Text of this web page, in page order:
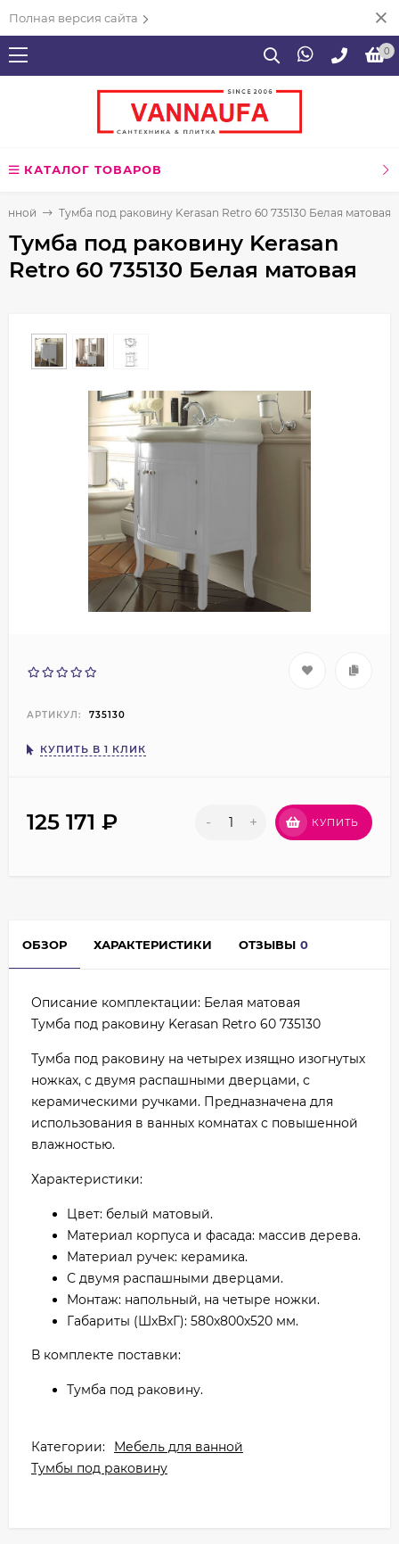
Полная версия сайта
0
КАТАЛОГ ТОВАРОВ
Тумба под раковину Kerasan Retro 60 735130 Белая матовая
Тумба под раковину Kerasan
Retro 60 735130 Белая матовая
АРТИКУЛ: 735130
КУПИТЬ В 1 КЛИК
125 171 ₽ - + КУПИТЬ
ОБЗОР ХАРАКТЕРИСТИКИ ОТЗЫВЫ 0
Описание комплектации: Белая матовая
Тумба под раковину Kerasan Retro 60 735130
Тумба под раковину на четырех изящно изогнутых
ножках, с двумя распашными дверцами, с
керамическими ручками. Предназначена для
использования в ванных комнатах с повышенной
влажностью.
Характеристики:
Цвет: белый матовый.
Материал корпуса и фасада: массив дерева.
Материал ручек: керамика.
С двумя распашными дверцами.
Монтаж: напольный, на четыре ножки.
Габариты (ШxВxГ): 580x800x520 мм.
В комплекте поставки:
Тумба под раковину.
Категории:
Мебель для ванной
Тумбы под раковину